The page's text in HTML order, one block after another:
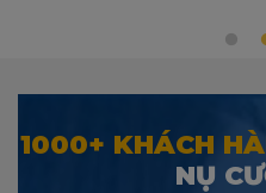
1000+ KHÁCH
NỤ